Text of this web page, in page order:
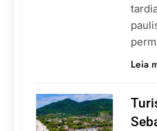
Leia